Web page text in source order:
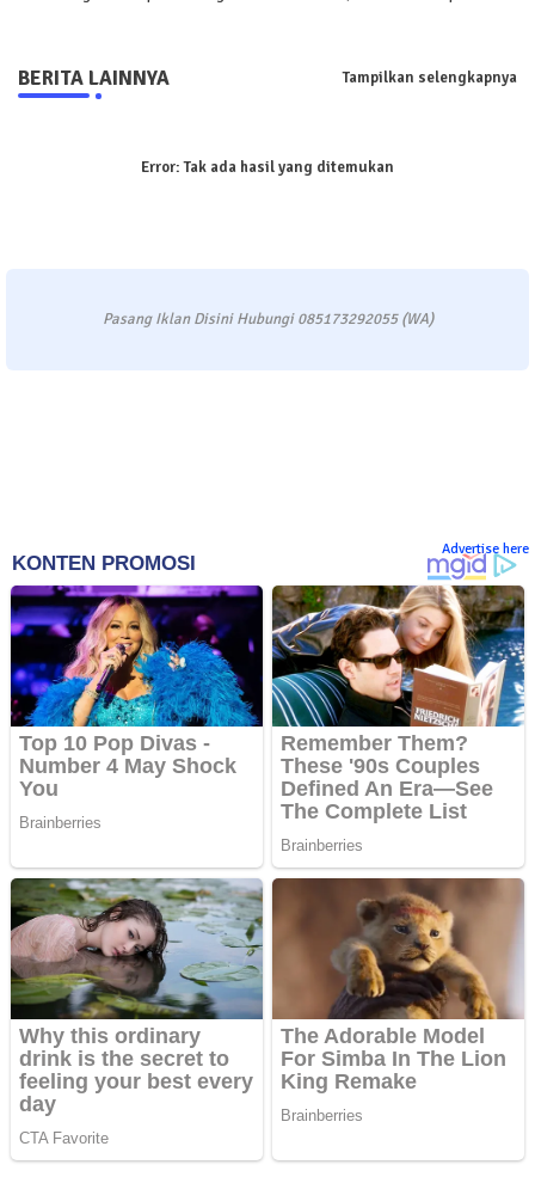
BERITA LAINNYA Tampilkan selengkapnya
Error:Tak ada hasil yang ditemukan
Pasang Iklan Disini Hubungi 085173292055 (WA)
Advertise here